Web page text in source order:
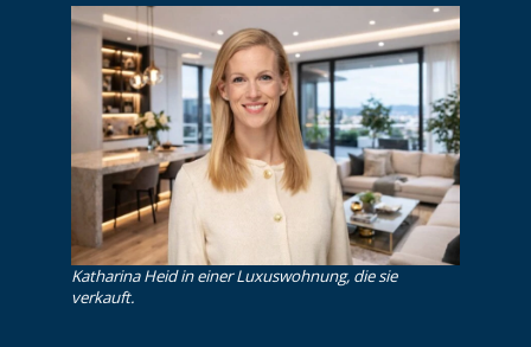
Katharina Heid in einer Luxuswohnung, die sie
verkauft.